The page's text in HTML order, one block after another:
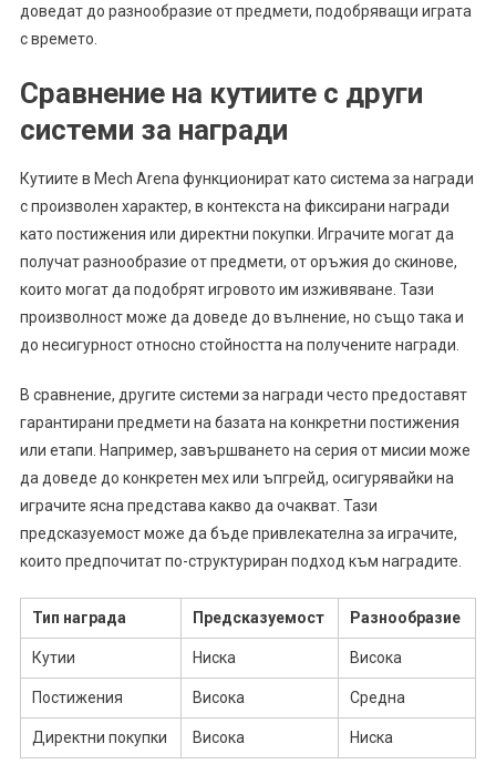
доведат до разнообразие от предмети, подобряващи играта
с времето.
Сравнение на кутиите с други
системи за награди
Кутиите в Mech Arena функционират като система за награди
с произволен характер, в контекста на фиксирани награди
като постижения или директни покупки. Играчите могат да
получат разнообразие от предмети, от оръжия до скинове,
които могат да подобрят игровото им изживяване. Тази
произволност може да доведе до вълнение, но също така и
до несигурност относно стойността на получените награди.
В сравнение, другите системи за награди често предоставят
гарантирани предмети на базата на конкретни постижения
или етапи. Например, завършването на серия от мисии може
да доведе до конкретен мех или ъпгрейд, осигурявайки на
играчите ясна представа какво да очакват. Тази
предсказуемост може да бъде привлекателна за играчите,
които предпочитат по-структуриран подход към наградите.
Тип награда Предсказуемост Разнообразие
Кутии Ниска Висока
Постижения Висока Средна
Директни покупки Висока Ниска